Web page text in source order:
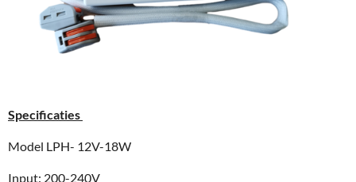
Specificaties
Model LPH- 12V-18W
Input: 200-240V